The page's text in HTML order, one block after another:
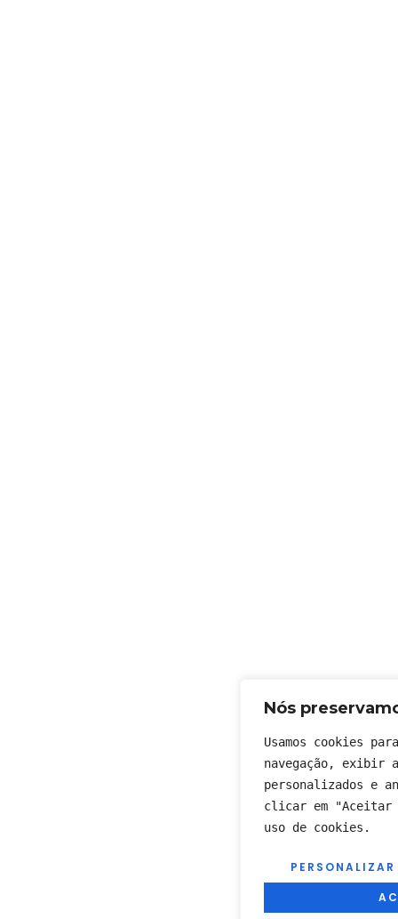
Nós
Usamos cookies
navegação, exibir
personalizados e
clicar em "Aceitar
uso de cookies.
PERSONALIZAR